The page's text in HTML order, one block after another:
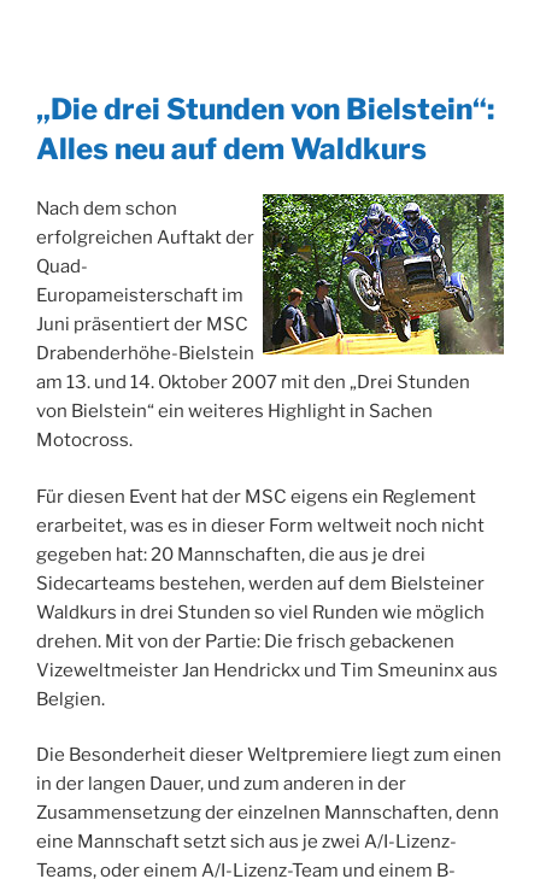
„Die drei Stunden von Bielstein“:
Alles neu auf dem Waldkurs
Nach dem schon
erfolgreichen Auftakt der
Quad-
Europameisterschaft im
Juni präsentiert der MSC
Drabenderhöhe-Bielstein
am 13. und 14. Oktober 2007 mit den „Drei Stunden
von Bielstein“ ein weiteres Highlight in Sachen
Motocross.
Für diesen Event hat der MSC eigens ein Reglement
erarbeitet, was es in dieser Form weltweit noch nicht
gegeben hat: 20 Mannschaften, die aus je drei
Sidecarteams bestehen, werden auf dem Bielsteiner
Waldkurs in drei Stunden so viel Runden wie möglich
drehen. Mit von der Partie: Die frisch gebackenen
Vizeweltmeister Jan Hendrickx und Tim Smeuninx aus
Belgien.
Die Besonderheit dieser Weltpremiere liegt zum einen
in der langen Dauer, und zum anderen in der
Zusammensetzung der einzelnen Mannschaften, denn
eine Mannschaft setzt sich aus je zwei A/I-Lizenz-
Teams, oder einem A/I-Lizenz-Team und einem B-